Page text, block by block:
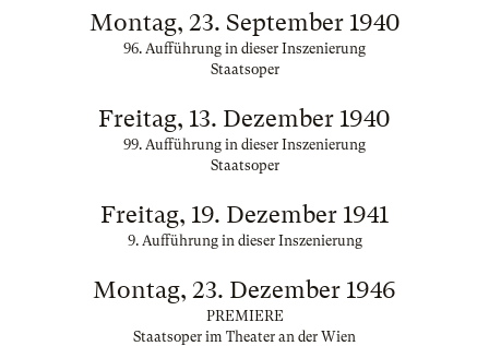
Montag, 23. September 1940
96. Aufführung in dieser Inszenierung
Staatsoper
Freitag, 13. Dezember 1940
99. Aufführung in dieser Inszenierung
Staatsoper
Freitag, 19. Dezember 1941
9. Aufführung in dieser Inszenierung
Montag, 23. Dezember 1946
PREMIERE
Staatsoper im Theater an der Wien